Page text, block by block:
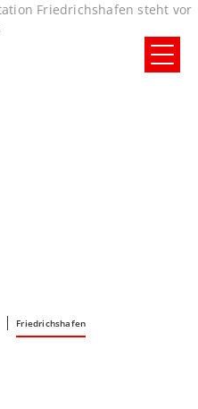
Friedrichshafen